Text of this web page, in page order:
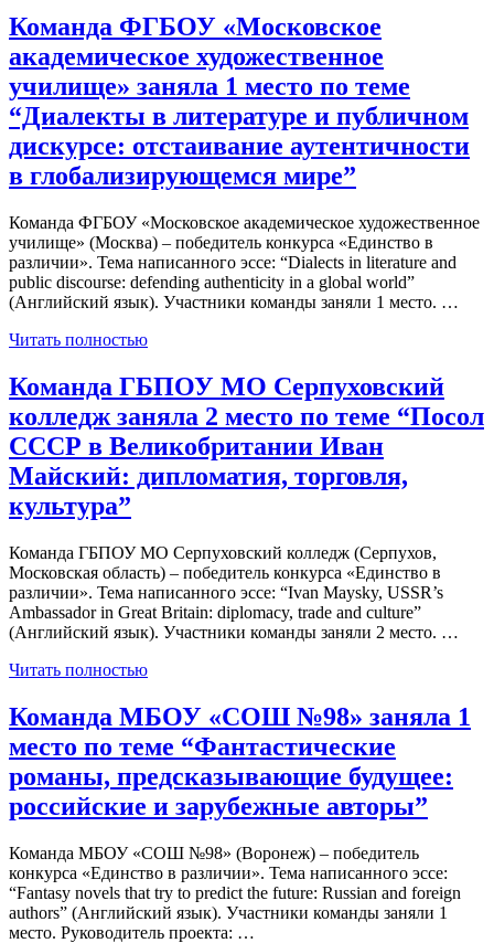
Команда ФГБОУ «Московское
академическое художественное
училище» заняла 1 место по теме
“Диалекты в литературе и публичном
дискурсе: отстаивание аутентичности
в глобализирующемся мире”
Команда ФГБОУ «Московское академическое художественное
училище» (Москва) – победитель конкурса «Единство в
различии». Тема написанного эссе: “Dialects in literature and
public discourse: defending authenticity in a global world”
(Английский язык). Участники команды заняли 1 место. …
Читать полностью
Команда ГБПОУ МО Серпуховский
колледж заняла 2 место по теме “Посол
СССР в Великобритании Иван
Майский: дипломатия, торговля,
культура”
Команда ГБПОУ МО Серпуховский колледж (Серпухов,
Московская область) – победитель конкурса «Единство в
различии». Тема написанного эссе: “Ivan Maysky, USSR’s
Ambassador in Great Britain: diplomacy, trade and culture”
(Английский язык). Участники команды заняли 2 место. …
Читать полностью
Команда МБОУ «СОШ №98» заняла 1
место по теме “Фантастические
романы, предсказывающие будущее:
российские и зарубежные авторы”
Команда МБОУ «СОШ №98» (Воронеж) – победитель
конкурса «Единство в различии». Тема написанного эссе:
“Fantasy novels that try to predict the future: Russian and foreign
authors” (Английский язык). Участники команды заняли 1
место. Руководитель проекта: …